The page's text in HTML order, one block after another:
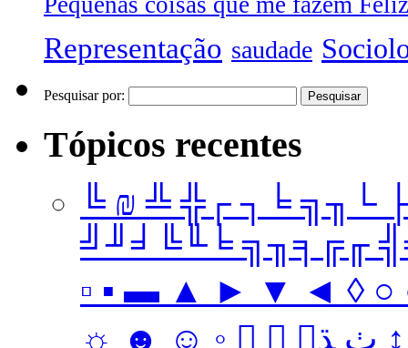
Representação saudade
Pesquisar por:
Tópicos recentes
╚ ₪ ╩ ╬┌ ┐╘ ╗╖└
╝╜╛╚╙╘ ╗╖╕╔╓
▫ ▪ ▬ ▲ ► ▼ ◄ ◊ ○
☼ ☻ ☺ ◦   ﭞ ﮅ ↨ ↔ ↓ → ↑ ← Ω ‡ • … † ‼